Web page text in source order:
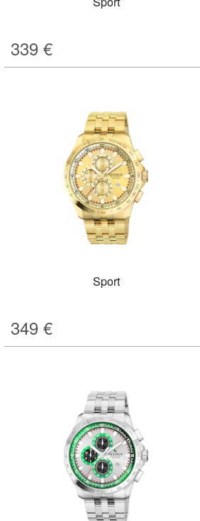
339 €
Sport
349 €